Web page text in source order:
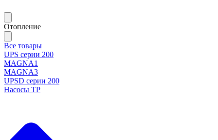
Отопление
Все товары
UPS серии 200
MAGNA1
MAGNA3
UPSD серии 200
Насосы TP